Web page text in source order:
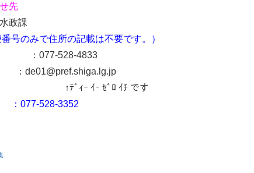
先
政課
号のみで住所の記載は不要です。）
528-4833
ｾﾞﾛ ｲﾁ です
077-528-3352